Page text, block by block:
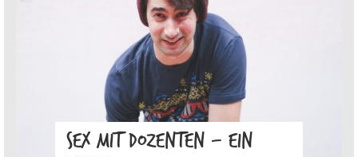
SEX MIT DOZENTEN – EIN